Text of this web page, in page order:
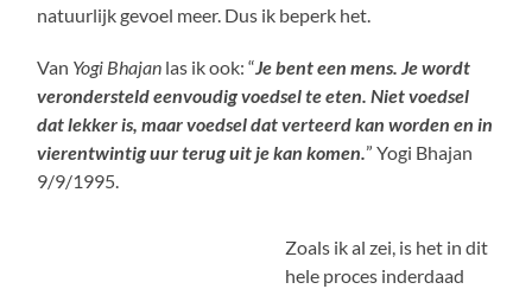
natuurlijk gevoel meer. Dus ik beperk het.
Van Yogi Bhajan las ik ook: “Je bent een mens. Je wordt
verondersteld eenvoudig voedsel te eten. Niet voedsel
dat lekker is, maar voedsel dat verteerd kan worden en in
vierentwintig uur terug uit je kan komen.” Yogi Bhajan
9/9/1995.
Zoals ik al zei, is het in dit
hele proces inderdaad